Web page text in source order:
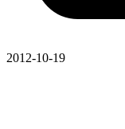
2012-10-19